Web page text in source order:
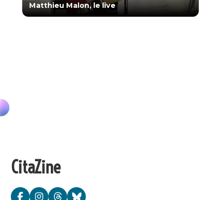
Matthieu Malon, le live
CitaZine